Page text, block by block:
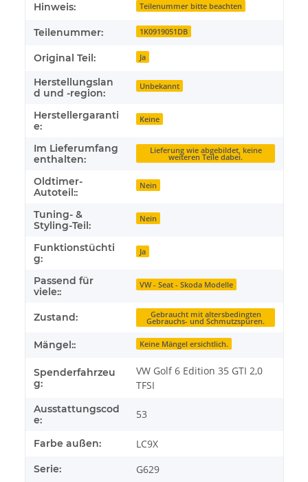
Hinweis: Teilenummer bitte beachten
Teilenummer: 1K0919051DB
Original Teil: Ja
Herstellungslan
d und -region:
Unbekannt
Herstellergaranti
e:
Keine
Im Lieferumfang
enthalten:
Lieferung wie abgebildet, keine
weiteren Teile dabei.
Oldtimer-
Autoteil::
Nein
Tuning- &
Styling-Teil:
Nein
Funktionstüchti
g:
Ja
Passend für
viele::
VW - Seat - Skoda Modelle
Zustand: Gebraucht mit altersbedingten
Gebrauchs- und Schmutzspuren.
Mängel:: Keine Mängel ersichtlich.
Spenderfahrzeu
g:
VW Golf 6 Edition 35 GTI 2,0
TFSI
Ausstattungscod
e:
53
Farbe außen: LC9X
Serie: G629